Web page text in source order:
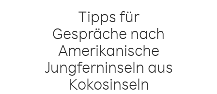
Tipps für
Gespräche nach
Amerikanische
Jungferninseln aus
Kokosinseln